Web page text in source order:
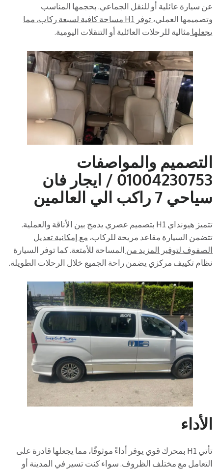
عن سيارة عائلية أو للنقل الجماعي. بحجمها المناسب
وتصميمها العملي،
توفر H1 مساحة كافية لسبعة ركاب، مما
يجعلها مثالية للرحلات العائلية أو التنقلات اليومية.
التصميم والمواصفات
01004230753 / ايجار فان
سياحي 7 راكب الي العالمين
تتميز هيونداي H1 بتصميم عصري يدمج بين الأناقة والعملية.
تتضمن السيارة مقاعد مريحة للركاب، مع إمكانية تعديل
الصفوف لتوفير المزيد من المساحة للأمتعة. كما توفر السيارة
نظام تكييف مركزي يضمن راحة الجميع خلال الرحلات الطويلة.
الأداء
تأتي H1 بمحرك قوي يوفر أداءً موثوقًا، مما يجعلها قادرة على
التعامل مع مختلف الظروف. سواء كنت تسير في المدينة أو